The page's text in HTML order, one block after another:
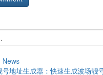
News
号地址生成器：快速生成波场靓